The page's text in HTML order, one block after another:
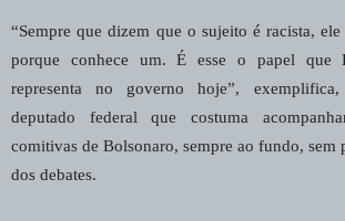
“Sempre que dizem que o sujeito é racista,
porque conhece um. É esse o papel que
representa no governo hoje”,
deputado federal que costuma
comitivas de Bolsonaro, sempre ao fundo, sem
dos debates.